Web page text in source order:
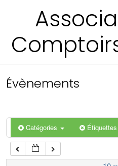
Évènements
Catégories Étiquettes
4 h 00 min
6 h 00 min
7 h 00 min